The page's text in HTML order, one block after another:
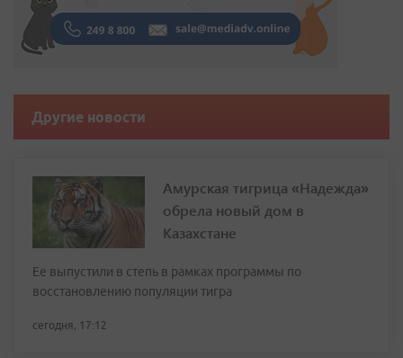
Другие новости
Амурская тигрица «Надежда»
обрела новый дом в
Казахстане
Ее выпустили в степь в рамках программы по
восстановлению популяции тигра
сегодня, 17:12